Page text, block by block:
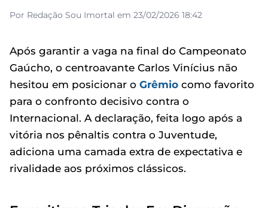
Por Redação Sou Imortal em 23/02/2026 18:42
Após garantir a vaga na final do Campeonato
Gaúcho, o centroavante Carlos Vinícius não
hesitou em posicionar o Grêmio como favorito
para o confronto decisivo contra o
Internacional. A declaração, feita logo após a
vitória nos pênaltis contra o Juventude,
adiciona uma camada extra de expectativa e
rivalidade aos próximos clássicos.